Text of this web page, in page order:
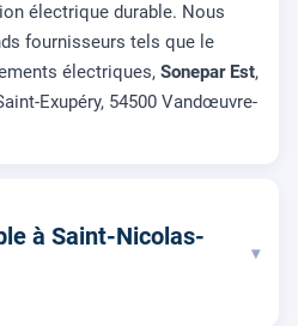
électrique durable. Nous
fournisseurs tels que le
électriques, Sonepar Est,
Exupéry, 54500 Vandœuvre-
à Saint-Nicolas-
▾